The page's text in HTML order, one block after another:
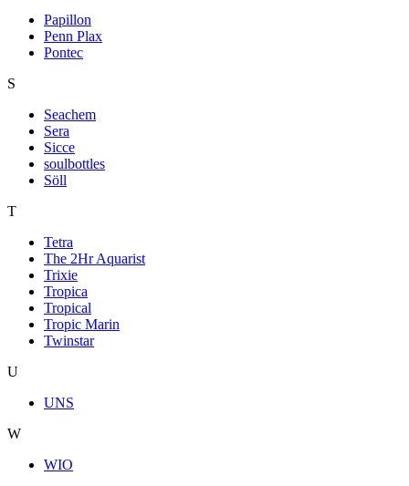
Papillon
Penn Plax
Pontec
S
Seachem
Sera
Sicce
soulbottles
Söll
T
Tetra
The 2Hr Aquarist
Trixie
Tropica
Tropical
Tropic Marin
Twinstar
U
UNS
W
WIO